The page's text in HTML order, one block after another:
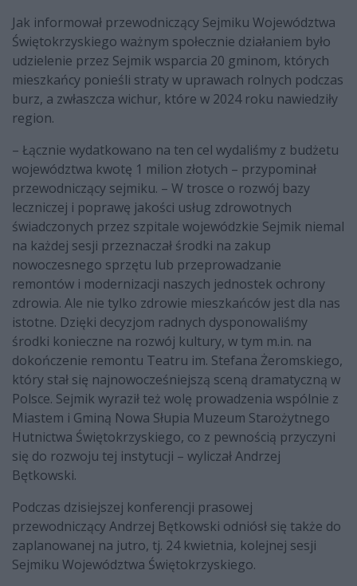
Jak informował przewodniczący Sejmiku Województwa
Świętokrzyskiego ważnym społecznie działaniem było
udzielenie przez Sejmik wsparcia 20 gminom, których
mieszkańcy ponieśli straty w uprawach rolnych podczas
burz, a zwłaszcza wichur, które w 2024 roku nawiedziły
region.
– Łącznie wydatkowano na ten cel wydaliśmy z budżetu
województwa kwotę 1 milion złotych – przypominał
przewodniczący sejmiku. – W trosce o rozwój bazy
leczniczej i poprawę jakości usług zdrowotnych
świadczonych przez szpitale wojewódzkie Sejmik niemal
na każdej sesji przeznaczał środki na zakup
nowoczesnego sprzętu lub przeprowadzanie
remontów i modernizacji naszych jednostek ochrony
zdrowia. Ale nie tylko zdrowie mieszkańców jest dla nas
istotne. Dzięki decyzjom radnych dysponowaliśmy
środki konieczne na rozwój kultury, w tym m.in. na
dokończenie remontu Teatru im. Stefana Żeromskiego,
który stał się najnowocześniejszą sceną dramatyczną w
Polsce. Sejmik wyraził też wolę prowadzenia wspólnie z
Miastem i Gminą Nowa Słupia Muzeum Starożytnego
Hutnictwa Świętokrzyskiego, co z pewnością przyczyni
się do rozwoju tej instytucji – wyliczał Andrzej
Bętkowski.
Podczas dzisiejszej konferencji prasowej
przewodniczący Andrzej Bętkowski odniósł się także do
zaplanowanej na jutro, tj. 24 kwietnia, kolejnej sesji
Sejmiku Województwa Świętokrzyskiego.